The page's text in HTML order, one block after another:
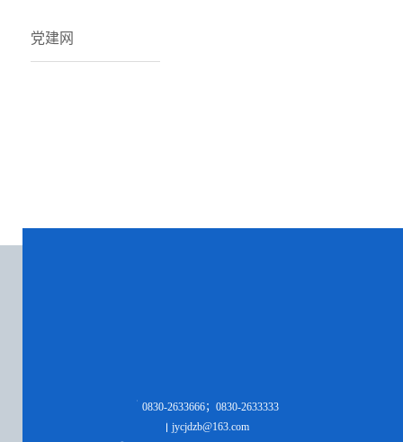
党建网
0830-2633666；0830-2633333
jycjdzb@163.com